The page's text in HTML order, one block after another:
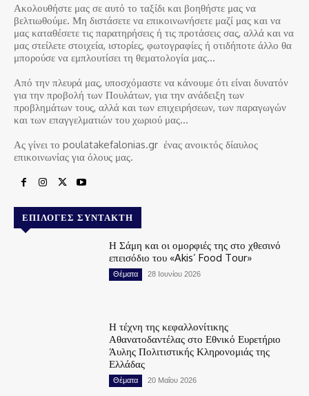
Ακολουθήστε μας σε αυτό το ταξίδι και βοηθήστε μας να
βελτιωθούμε. Μη διστάσετε να επικοινωνήσετε μαζί μας και να
μας καταθέσετε τις παρατηρήσεις ή τις προτάσεις σας, αλλά και να
μας στείλετε στοιχεία, ιστορίες, φωτογραφίες ή οτιδήποτε άλλο θα
μπορούσε να εμπλουτίσει τη θεματολογία μας…
Από την πλευρά μας, υποσχόμαστε να κάνουμε ότι είναι δυνατόν
για την προβολή των Πουλάτων, για την ανάδειξη των
προβλημάτων τους, αλλά και των επιχειρήσεων, των παραγωγών
και των επαγγελματιών του χωριού μας…
Ας γίνει το poulatakefalonias.gr ένας ανοικτός δίαυλος
επικοινωνίας για όλους μας.
ΕΠΙΛΟΓΈΣ ΣΥΝΤΆΚΤΗ
Η Σάμη και οι ομορφιές της στο χθεσινό
επεισόδιο του «Akis’ Food Tour»
Θέματα 28 Ιουνίου 2026
Η τέχνη της κεφαλλονίτικης
Αθανατοδαντέλας στο Εθνικό Ευρετήριο
Άυλης Πολιτιστικής Κληρονομιάς της
Ελλάδας
Θέματα 20 Μαΐου 2026